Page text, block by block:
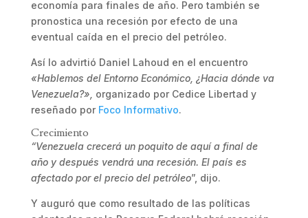
economía para finales de año. Pero también se
pronostica una recesión por efecto de una
eventual caída en el precio del petróleo.
Así lo advirtió Daniel Lahoud en el encuentro
«Hablemos del Entorno Económico, ¿Hacia dónde va
Venezuela?», organizado por Cedice Libertad y
reseñado por Foco Informativo.
Crecimiento
“Venezuela crecerá un poquito de aquí a final de
año y después vendrá una recesión. El país es
afectado por el precio del petróleo”, dijo.
Y auguró que como resultado de las políticas